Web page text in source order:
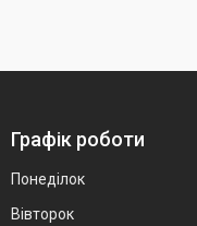
Графік роботи
Понеділок
Вівторок